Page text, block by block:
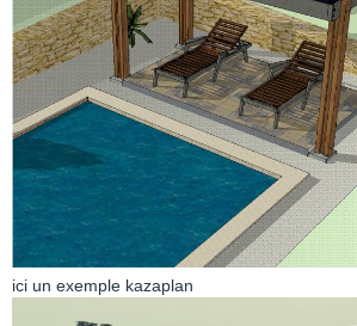
ici un exemple kazaplan